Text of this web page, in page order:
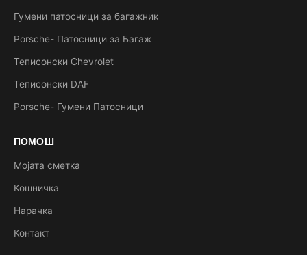
Гумени патосници за багажник
Porsche- Патосници за Багаж
Теписонски Chevrolet
Теписонски DAF
Porsche- Гумени Патосници
ПОМОШ
Мојата сметка
Кошничка
Нарачка
Контакт